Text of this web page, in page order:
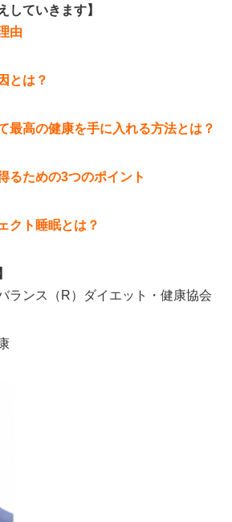
していきます】
由
とは？
最高の健康を手に入れる方法とは？
るための3つのポイント
クト睡眠とは？
ランス（ R）ダイエット・健康協会